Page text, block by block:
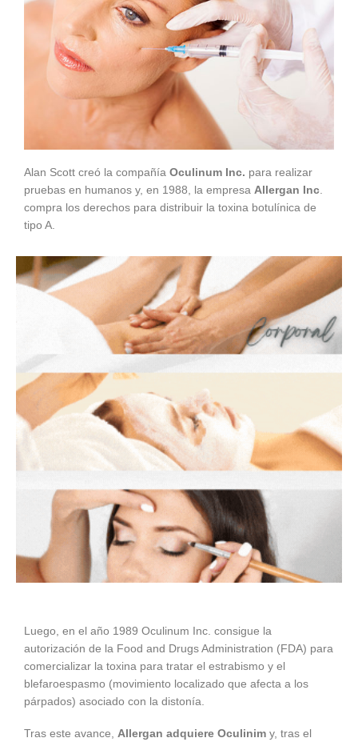
Alan Scott creó la compañía Oculinum Inc. para realizar
pruebas en humanos y, en 1988, la empresa Allergan Inc.
compra los derechos para distribuir la toxina botulínica de
tipo A.
Luego, en el año 1989 Oculinum Inc. consigue la
autorización de la Food and Drugs Administration (FDA) para
comercializar la toxina para tratar el estrabismo y el
blefaroespasmo (movimiento localizado que afecta a los
párpados) asociado con la distonía.
Tras este avance, Allergan adquiere Oculinim y, tras el